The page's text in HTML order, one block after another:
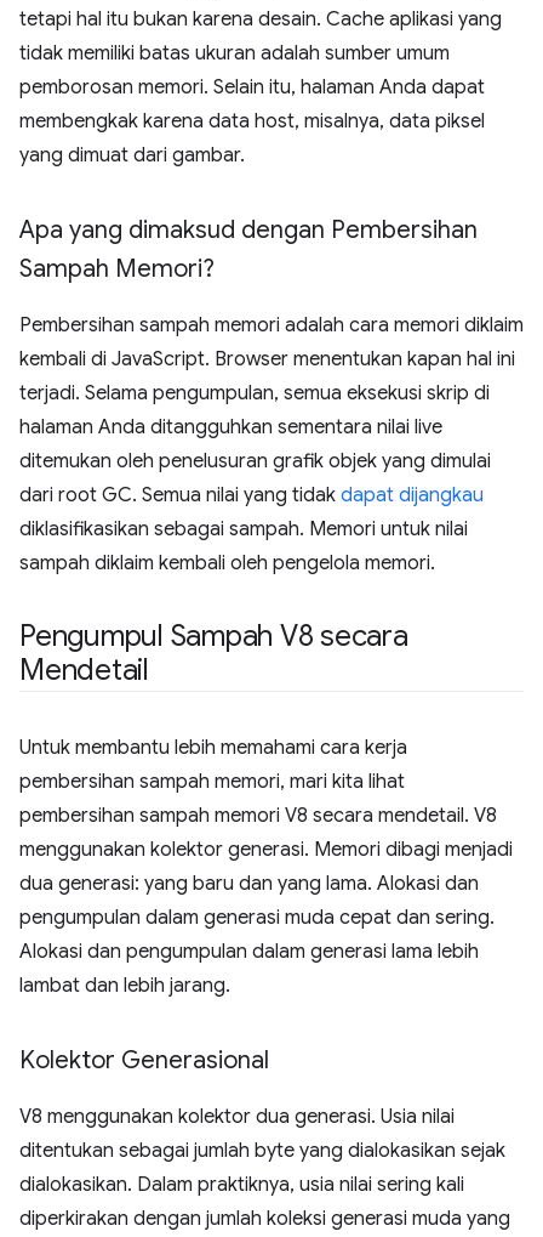
tetapi hal itu bukan karena desain. Cache aplikasi yang
tidak memiliki batas ukuran adalah sumber umum
pemborosan memori. Selain itu, halaman Anda dapat
membengkak karena data host, misalnya, data piksel
yang dimuat dari gambar.
Apa yang dimaksud dengan Pembersihan
Sampah Memori?
Pembersihan sampah memori adalah cara memori diklaim
kembali di JavaScript. Browser menentukan kapan hal ini
terjadi. Selama pengumpulan, semua eksekusi skrip di
halaman Anda ditangguhkan sementara nilai live
ditemukan oleh penelusuran grafik objek yang dimulai
dari root GC. Semua nilai yang tidak dapat dijangkau
diklasifikasikan sebagai sampah. Memori untuk nilai
sampah diklaim kembali oleh pengelola memori.
Pengumpul Sampah V8 secara
Mendetail
Untuk membantu lebih memahami cara kerja
pembersihan sampah memori, mari kita lihat
pembersihan sampah memori V8 secara mendetail. V8
menggunakan kolektor generasi. Memori dibagi menjadi
dua generasi: yang baru dan yang lama. Alokasi dan
pengumpulan dalam generasi muda cepat dan sering.
Alokasi dan pengumpulan dalam generasi lama lebih
lambat dan lebih jarang.
Kolektor Generasional
V8 menggunakan kolektor dua generasi. Usia nilai
ditentukan sebagai jumlah byte yang dialokasikan sejak
dialokasikan. Dalam praktiknya, usia nilai sering kali
diperkirakan dengan jumlah koleksi generasi muda yang